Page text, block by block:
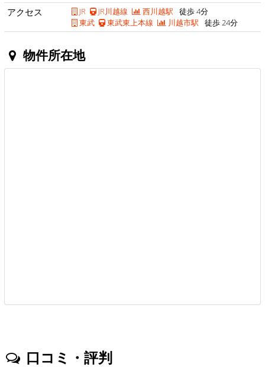
アクセス
JR JR川越線 西川越駅 徒歩 4分
東武
東武東上本線 川越市駅 徒歩 24分
物件所在地
口コミ・評判